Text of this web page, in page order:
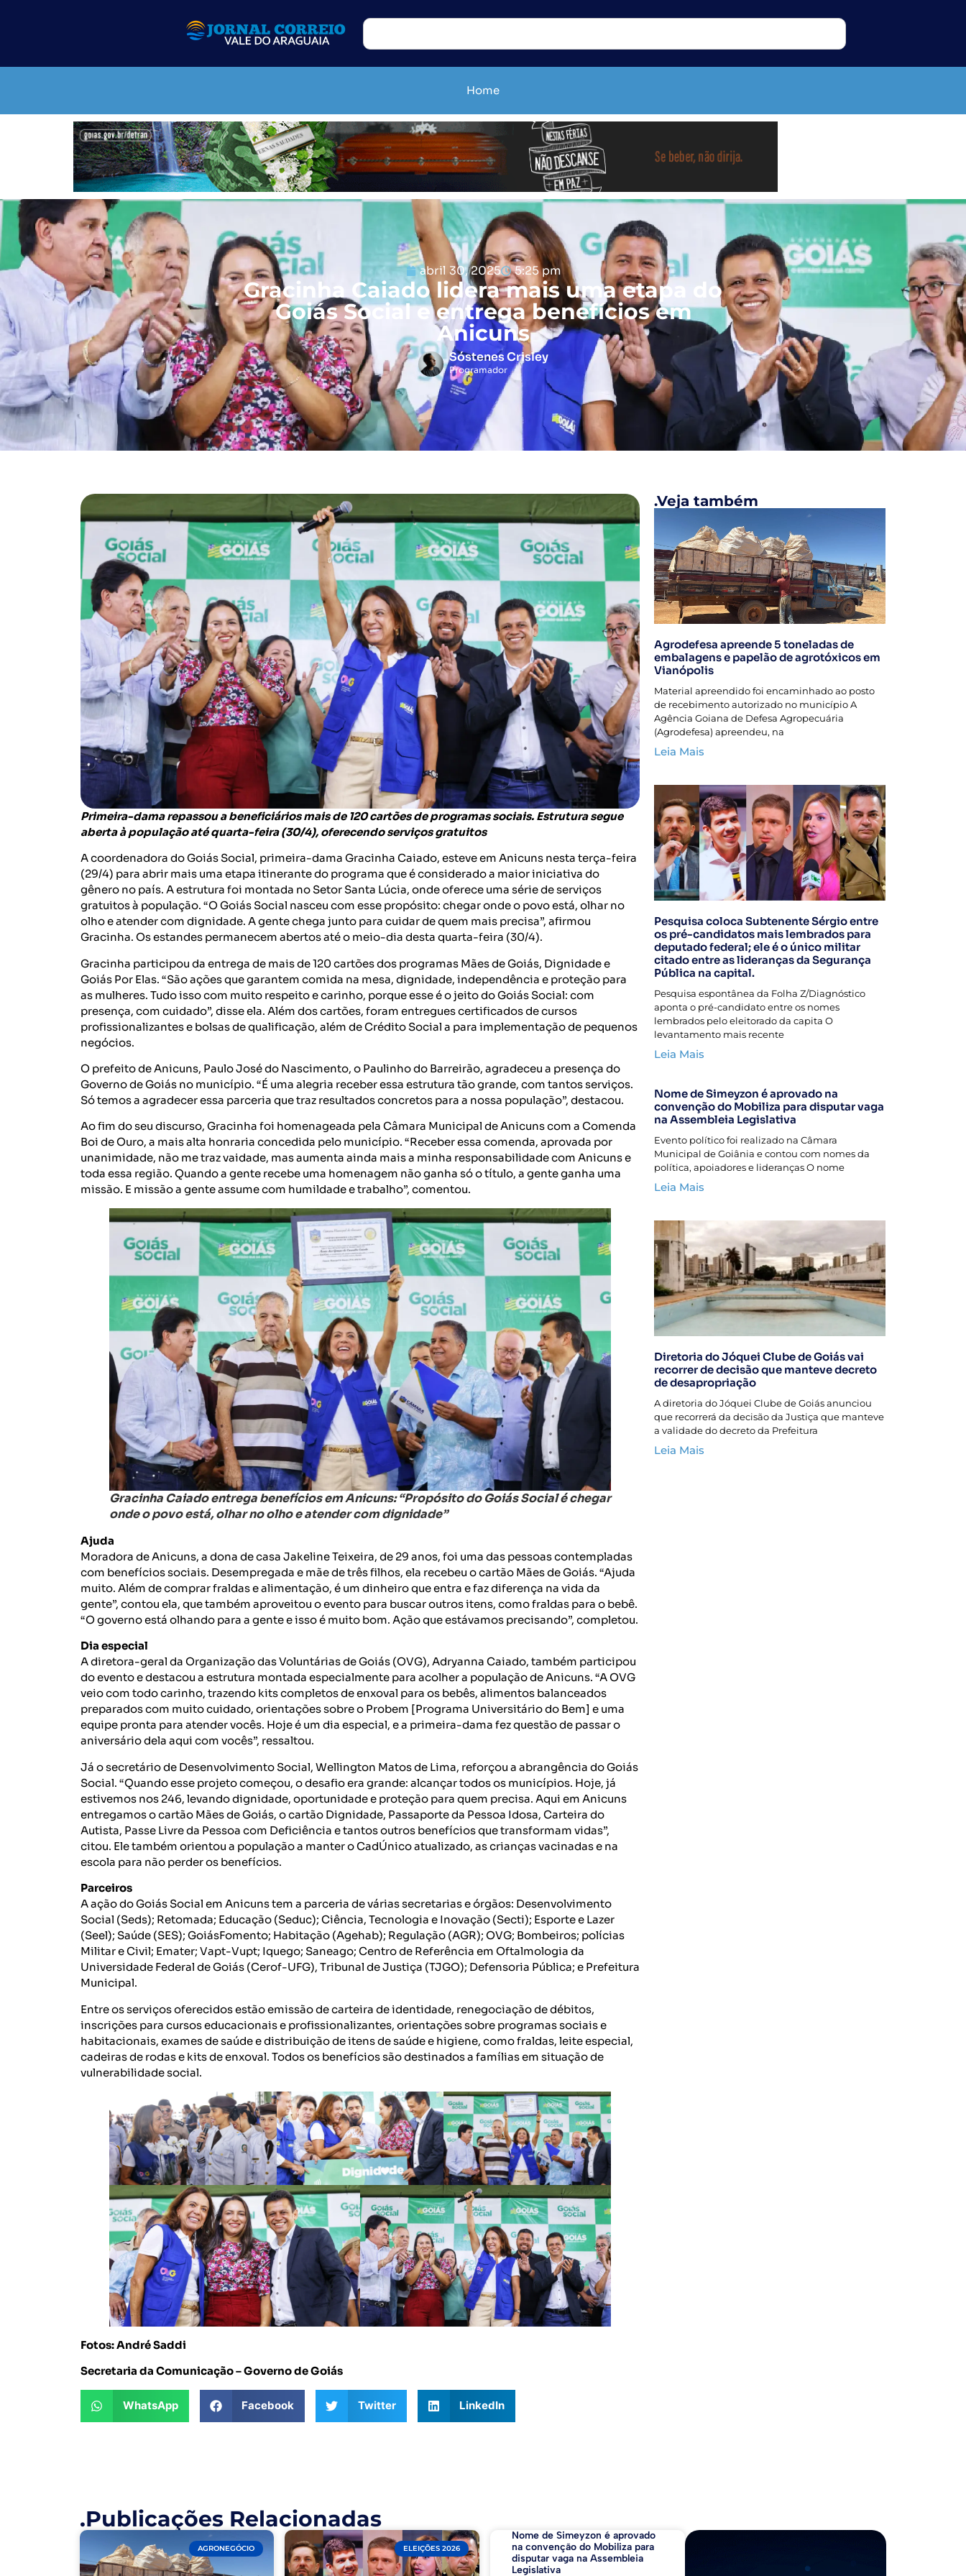
Home
abril 30, 2025 5:25 pm
Gracinha Caiado lidera mais uma etapa do
Goiás Social e entrega benefícios em
Anicuns
Sóstenes Crisley
Programador
Primeira-dama repassou a beneficiários mais de 120 cartões de programas sociais. Estrutura segue
aberta à população até quarta-feira (30/4), oferecendo serviços gratuitos
A coordenadora do Goiás Social, primeira-dama Gracinha Caiado, esteve em Anicuns nesta terça-feira
(29/4) para abrir mais uma etapa itinerante do programa que é considerado a maior iniciativa do
gênero no país. A estrutura foi montada no Setor Santa Lúcia, onde oferece uma série de serviços
gratuitos à população. “O Goiás Social nasceu com esse propósito: chegar onde o povo está, olhar no
olho e atender com dignidade. A gente chega junto para cuidar de quem mais precisa”, afirmou
Gracinha. Os estandes permanecem abertos até o meio-dia desta quarta-feira (30/4).
Gracinha participou da entrega de mais de 120 cartões dos programas Mães de Goiás, Dignidade e
Goiás Por Elas. “São ações que garantem comida na mesa, dignidade, independência e proteção para
as mulheres. Tudo isso com muito respeito e carinho, porque esse é o jeito do Goiás Social: com
presença, com cuidado”, disse ela. Além dos cartões, foram entregues certificados de cursos
profissionalizantes e bolsas de qualificação, além de Crédito Social a para implementação de pequenos
negócios.
O prefeito de Anicuns, Paulo José do Nascimento, o Paulinho do Barreirão, agradeceu a presença do
Governo de Goiás no município. “É uma alegria receber essa estrutura tão grande, com tantos serviços.
Só temos a agradecer essa parceria que traz resultados concretos para a nossa população”, destacou.
Ao fim do seu discurso, Gracinha foi homenageada pela Câmara Municipal de Anicuns com a Comenda
Boi de Ouro, a mais alta honraria concedida pelo município. “Receber essa comenda, aprovada por
unanimidade, não me traz vaidade, mas aumenta ainda mais a minha responsabilidade com Anicuns e
toda essa região. Quando a gente recebe uma homenagem não ganha só o título, a gente ganha uma
missão. E missão a gente assume com humildade e trabalho”, comentou.
Gracinha Caiado entrega benefícios em Anicuns: “Propósito do Goiás Social é chegar
onde o povo está, olhar no olho e atender com dignidade”
Ajuda
Moradora de Anicuns, a dona de casa Jakeline Teixeira, de 29 anos, foi uma das pessoas contempladas
com benefícios sociais. Desempregada e mãe de três filhos, ela recebeu o cartão Mães de Goiás. “Ajuda
muito. Além de comprar fraldas e alimentação, é um dinheiro que entra e faz diferença na vida da
gente”, contou ela, que também aproveitou o evento para buscar outros itens, como fraldas para o bebê.
“O governo está olhando para a gente e isso é muito bom. Ação que estávamos precisando”, completou.
Dia especial
A diretora-geral da Organização das Voluntárias de Goiás (OVG), Adryanna Caiado, também participou
do evento e destacou a estrutura montada especialmente para acolher a população de Anicuns. “A OVG
veio com todo carinho, trazendo kits completos de enxoval para os bebês, alimentos balanceados
preparados com muito cuidado, orientações sobre o Probem [Programa Universitário do Bem] e uma
equipe pronta para atender vocês. Hoje é um dia especial, e a primeira-dama fez questão de passar o
aniversário dela aqui com vocês”, ressaltou.
Já o secretário de Desenvolvimento Social, Wellington Matos de Lima, reforçou a abrangência do Goiás
Social. “Quando esse projeto começou, o desafio era grande: alcançar todos os municípios. Hoje, já
estivemos nos 246, levando dignidade, oportunidade e proteção para quem precisa. Aqui em Anicuns
entregamos o cartão Mães de Goiás, o cartão Dignidade, Passaporte da Pessoa Idosa, Carteira do
Autista, Passe Livre da Pessoa com Deficiência e tantos outros benefícios que transformam vidas”,
citou. Ele também orientou a população a manter o CadÚnico atualizado, as crianças vacinadas e na
escola para não perder os benefícios.
Parceiros
A ação do Goiás Social em Anicuns tem a parceria de várias secretarias e órgãos: Desenvolvimento
Social (Seds); Retomada; Educação (Seduc); Ciência, Tecnologia e Inovação (Secti); Esporte e Lazer
(Seel); Saúde (SES); GoiásFomento; Habitação (Agehab); Regulação (AGR); OVG; Bombeiros; polícias
Militar e Civil; Emater; Vapt-Vupt; Iquego; Saneago; Centro de Referência em Oftalmologia da
Universidade Federal de Goiás (Cerof-UFG), Tribunal de Justiça (TJGO); Defensoria Pública; e Prefeitura
Municipal.
Entre os serviços oferecidos estão emissão de carteira de identidade, renegociação de débitos,
inscrições para cursos educacionais e profissionalizantes, orientações sobre programas sociais e
habitacionais, exames de saúde e distribuição de itens de saúde e higiene, como fraldas, leite especial,
cadeiras de rodas e kits de enxoval. Todos os benefícios são destinados a famílias em situação de
vulnerabilidade social.
Fotos: André Saddi
Secretaria da Comunicação – Governo de Goiás
WhatsApp Facebook Twitter LinkedIn
.Veja também
Agrodefesa apreende 5 toneladas de
embalagens e papelão de agrotóxicos em
Vianópolis
Material apreendido foi encaminhado ao posto
de recebimento autorizado no município A
Agência Goiana de Defesa Agropecuária
(Agrodefesa) apreendeu, na
Leia Mais
Pesquisa coloca Subtenente Sérgio entre
os pré-candidatos mais lembrados para
deputado federal; ele é o único militar
citado entre as lideranças da Segurança
Pública na capital.
Pesquisa espontânea da Folha Z/Diagnóstico
aponta o pré-candidato entre os nomes
lembrados pelo eleitorado da capita O
levantamento mais recente
Leia Mais
Nome de Simeyzon é aprovado na
convenção do Mobiliza para disputar vaga
na Assembleia Legislativa
Evento político foi realizado na Câmara
Municipal de Goiânia e contou com nomes da
política, apoiadores e lideranças O nome
Leia Mais
Diretoria do Jóquei Clube de Goiás vai
recorrer de decisão que manteve decreto
de desapropriação
A diretoria do Jóquei Clube de Goiás anunciou
que recorrerá da decisão da Justiça que manteve
a validade do decreto da Prefeitura
Leia Mais
.Publicações Relacionadas
AGRONEGÓCIO ELEIÇÕES 2026
Nome de Simeyzon é aprovado
na convenção do Mobiliza para
disputar vaga na Assembleia
Legislativa